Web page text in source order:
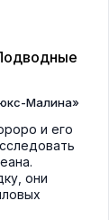
Малина»
и его
они